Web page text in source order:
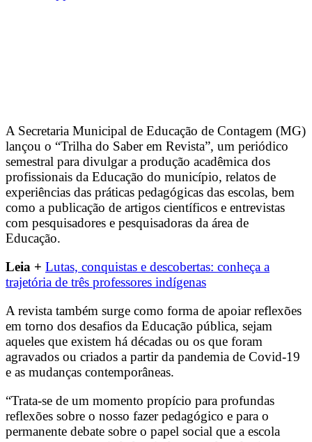
A Secretaria Municipal de Educação de Contagem (MG)
lançou o “Trilha do Saber em Revista”, um periódico
semestral para divulgar a produção acadêmica dos
profissionais da Educação do município, relatos de
experiências das práticas pedagógicas das escolas, bem
como a publicação de artigos científicos e entrevistas
com pesquisadores e pesquisadoras da área de
Educação.
Leia + Lutas, conquistas e descobertas: conheça a
trajetória de três professores indígenas
A revista também surge como forma de apoiar reflexões
em torno dos desafios da Educação pública, sejam
aqueles que existem há décadas ou os que foram
agravados ou criados a partir da pandemia de Covid-19
e as mudanças contemporâneas.
“Trata-se de um momento propício para profundas
reflexões sobre o nosso fazer pedagógico e para o
permanente debate sobre o papel social que a escola